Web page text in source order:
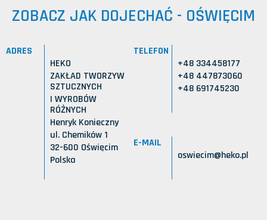
ZOBACZ JAK DOJECHAĆ - OŚWIĘCIM
ADRES
HEKO
ZAKŁAD TWORZYW
SZTUCZNYCH
I WYROBÓW
RÓŻNYCH
Henryk Konieczny
ul. Chemików 1
32-600 Oświęcim
Polska
TELEFON
+48 334458177
+48 447873060
+48 691745230
E-MAIL
oswiecim@heko.pl